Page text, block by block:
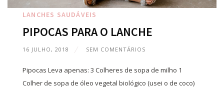
LANCHES SAUDÁVEIS
PIPOCAS PARA O LANCHE
16 JULHO, 2018 SEM COMENTÁRIOS
Pipocas Leva apenas: 3 Colheres de sopa de milho 1
Colher de sopa de óleo vegetal biológico (usei o de coco)